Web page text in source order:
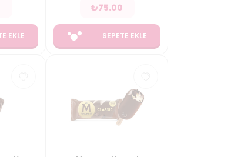
EKLE
₺75.00
SEPETE EKLE